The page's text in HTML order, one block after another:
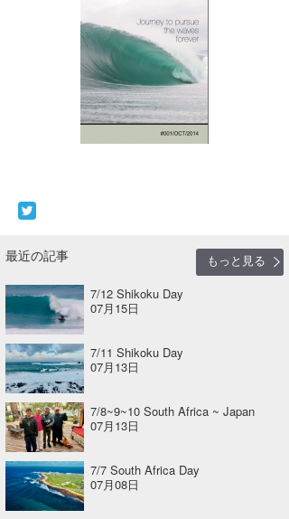
最近の記事
もっと見る
7/12 Shikoku Day
07月15日
7/11 Shikoku Day
07月13日
7/8~9~10 South Africa ~ Japan
07月13日
7/7 South Africa Day
07月08日